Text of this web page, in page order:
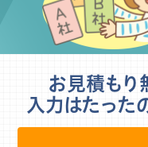
お見積もり
入力はたった